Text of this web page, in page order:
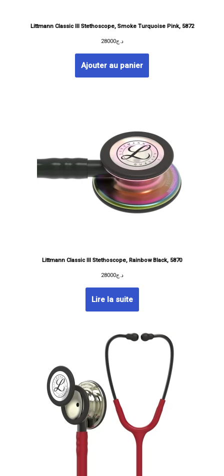
Littmann Classic III Stethoscope, Smoke Turquoise Pink, 5872
د.ج28000
Ajouter au panier
Littmann Classic III Stethoscope, Rainbow Black, 5870
د.ج28000
Lire la suite